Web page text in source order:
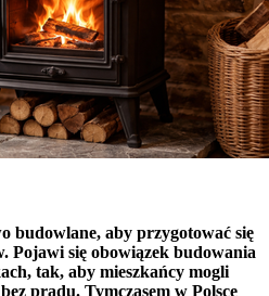
budowlane, aby przygotować się
Pojawi się obowiązek budowania
tak, aby mieszkańcy mogli
prądu. Tymczasem w Polsce